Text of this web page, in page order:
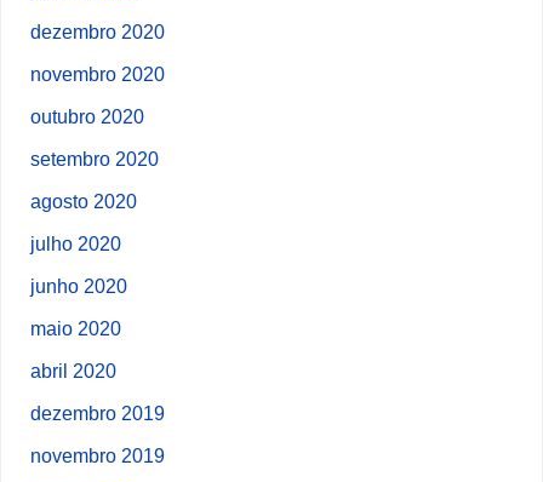
dezembro 2020
novembro 2020
outubro 2020
setembro 2020
agosto 2020
julho 2020
junho 2020
maio 2020
abril 2020
dezembro 2019
novembro 2019